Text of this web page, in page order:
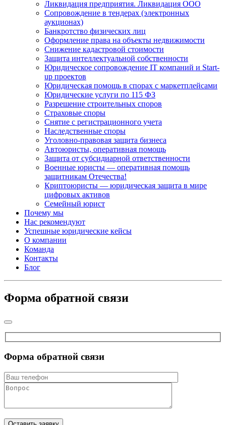
Ликвидация предприятия. Ликвидация ООО
Сопровождение в тендерах (электронных
аукционах)
Банкротство физических лиц
Оформление права на объекты недвижимости
Снижение кадастровой стоимости
Защита интеллектуальной собственности
Юридическое сопровождение IT компаний и Start-
up проектов
Юридическая помощь в спорах с маркетплейсами
Юридические услуги по 115 ФЗ
Разрешение строительных споров
Страховые споры
Снятие с регистрационного учета
Наследственные споры
Уголовно-правовая защита бизнеса
Автоюристы, оперативная помощь
Защита от субсидиарной ответственности
Военные юристы — оперативная помощь
защитникам Отечества!
Криптоюристы — юридическая защита в мире
цифровых активов
Семейный юрист
Почему мы
Нас рекомендуют
Успешные юридические кейсы
О компании
Команда
Контакты
Блог
Форма обратной связи
Форма обратной связи